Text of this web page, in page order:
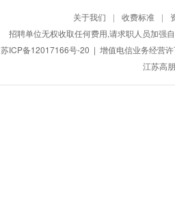
关于我们 | 收费标准 |
招聘单位无权收取任何费用,请求职人员加强
苏ICP备12017166号-20 | 增值电信业务经营
江苏高